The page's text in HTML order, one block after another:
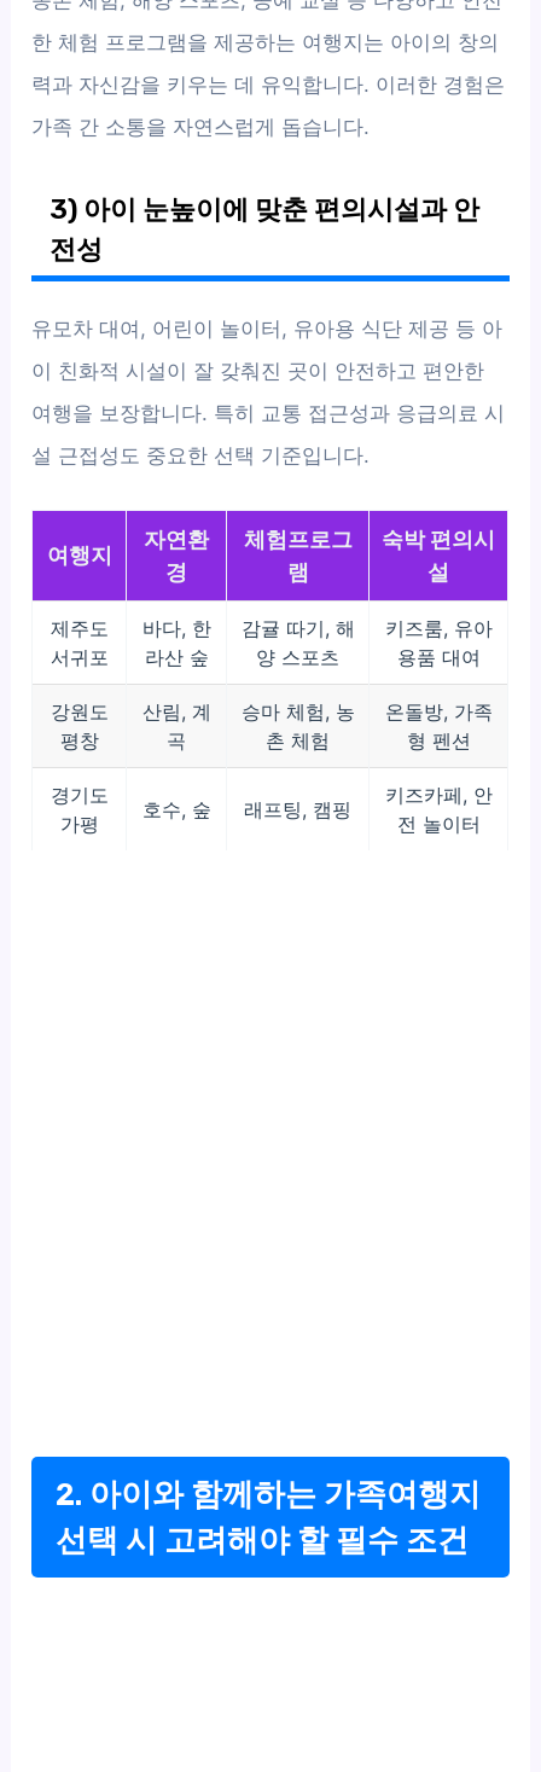
한 체험 프로그램을 제공하는 여행지는 아이의 창의
력과 자신감을 키우는 데 유익합니다. 이러한 경험은
가족 간 소통을 자연스럽게 돕습니다.
3) 아이 눈높이에 맞춘 편의시설과 안
전성
유모차 대여, 어린이 놀이터, 유아용 식단 제공 등 아
이 친화적 시설이 잘 갖춰진 곳이 안전하고 편안한
여행을 보장합니다. 특히 교통 접근성과 응급의료 시
설 근접성도 중요한 선택 기준입니다.
여행지
자연환
경
체험프로그
램
숙박 편의시
설
제주도
서귀포
바다, 한
라산 숲
감귤 따기, 해
양 스포츠
키즈룸, 유아
용품 대여
강원도
평창
산림, 계
곡
승마 체험, 농
촌 체험
온돌방, 가족
형 펜션
경기도
가평
호수, 숲 래프팅, 캠핑
키즈카페, 안
전 놀이터
2. 아이와 함께하는 가족여행지
선택 시 고려해야 할 필수 조건